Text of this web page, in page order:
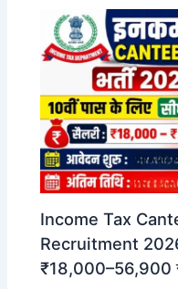
Income Tax
Recruitment 2026:
₹18,000–56,900